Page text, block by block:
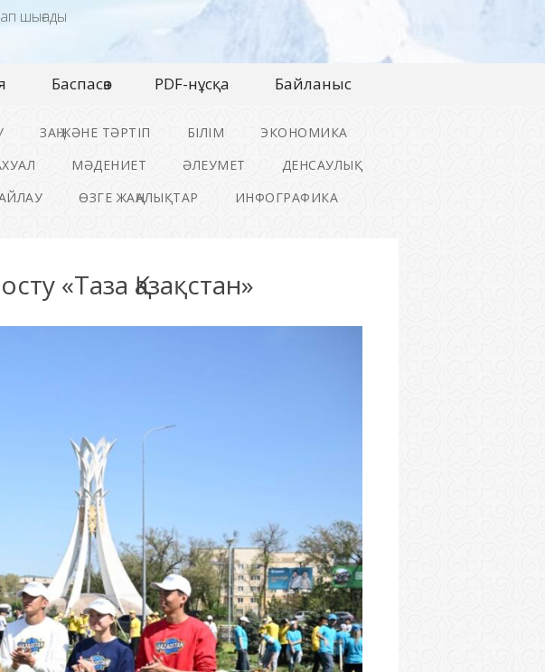
шығады
Баспасөз PDF-нұсқа Байланыс
ЗАҢ ЖӘНЕ ТӘРТІП БІЛІМ
ЭКОНОМИКА
МӘДЕНИЕТ ӘЛЕУМЕТ
ДЕНСАУЛЫҚ
ӨЗГЕ ЖАҢАЛЫҚТАР ИНФОГРАФИКА
«Таза Қазақстан»